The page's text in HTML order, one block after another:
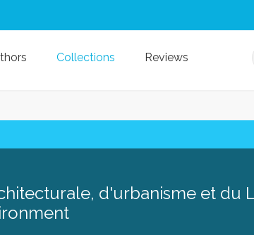
Collections Reviews
d'urbanisme et du